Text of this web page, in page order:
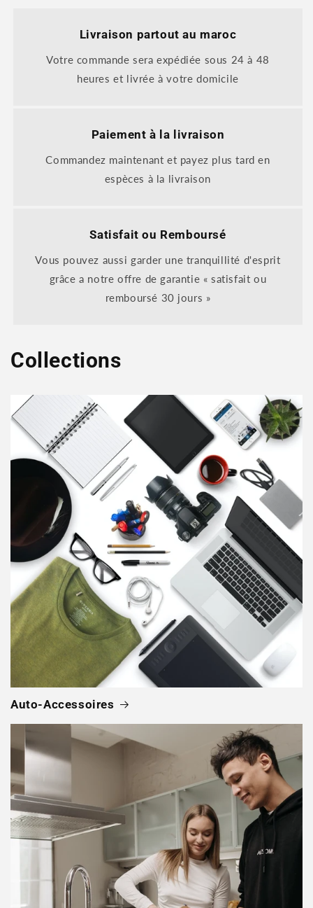
Livraison partout au maroc
Votre commande sera expédiée sous 24 à 48
heures et livrée à votre domicile
Paiement à la livraison
Commandez maintenant et payez plus tard en
espèces à la livraison
Satisfait ou Remboursé
Vous pouvez aussi garder une tranquillité d'esprit
grâce a notre offre de garantie « satisfait ou
remboursé 30 jours »
Collections
Auto-Accessoires